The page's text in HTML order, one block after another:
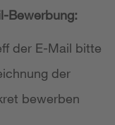
Bewerbung:
der E-Mail bitte
der
bewerben